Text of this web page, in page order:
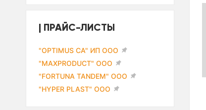
ПРАЙС-ЛИСТЫ
"OPTIMUS CA" ИП ООО
"MAXPRODUCT" ООО
"FORTUNA TANDEM" ООО
"HYPER PLAST" ООО